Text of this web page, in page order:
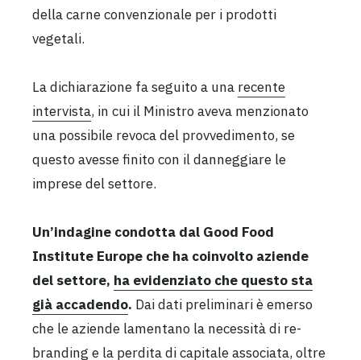
della carne convenzionale per i prodotti
vegetali.
La dichiarazione fa seguito a una recente
intervista, in cui il Ministro aveva menzionato
una possibile revoca del provvedimento, se
questo avesse finito con il danneggiare le
imprese del settore.
Un’indagine condotta dal Good Food
Institute Europe che ha coinvolto aziende
del settore, ha evidenziato che questo sta
già accadendo. Dai dati preliminari è emerso
che le aziende lamentano la necessità di re-
branding e la perdita di capitale associata, oltre